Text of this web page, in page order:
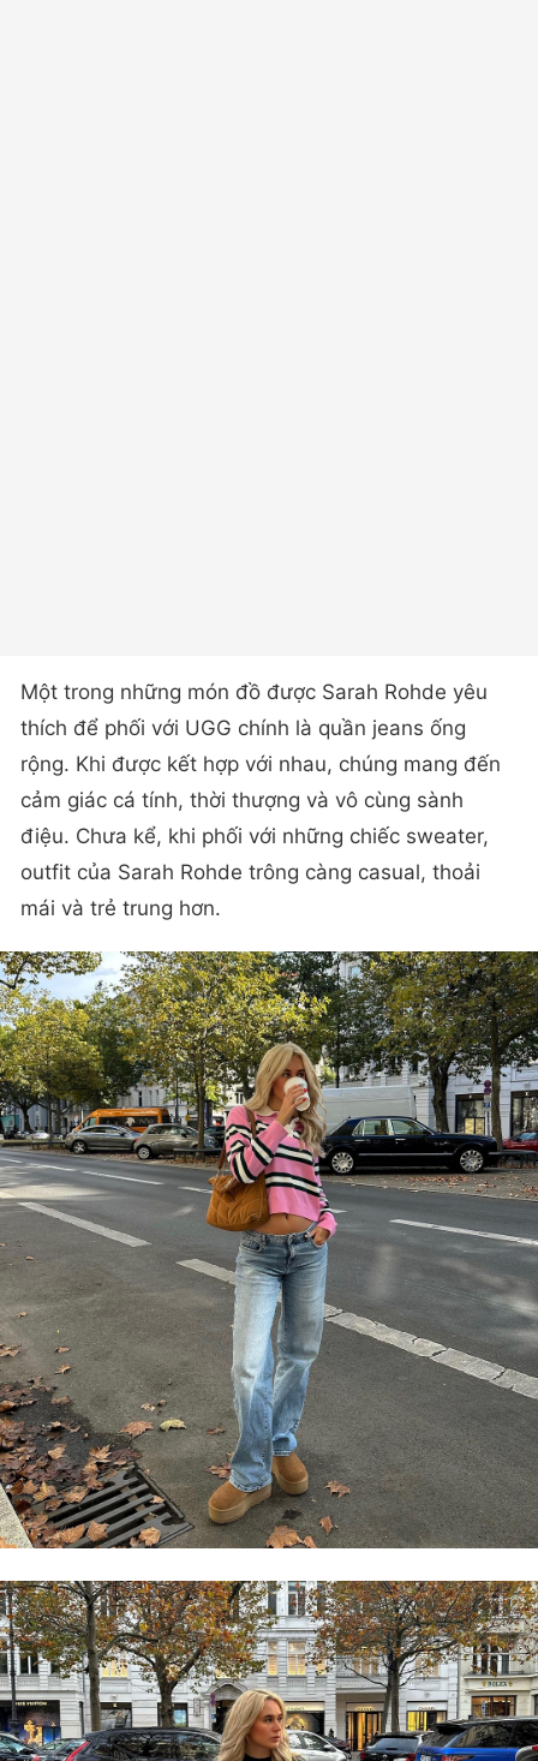
Một trong những món đồ được Sarah Rohde yêu
thích để phối với UGG chính là quần jeans ống
rộng. Khi được kết hợp với nhau, chúng mang đến
cảm giác cá tính, thời thượng và vô cùng sành
điệu. Chưa kể, khi phối với những chiếc sweater,
outfit của Sarah Rohde trông càng casual, thoải
mái và trẻ trung hơn.